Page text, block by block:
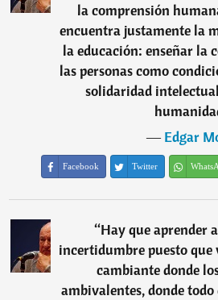
la comprensión
encuentra justamente la
la educación: enseñar la
las personas como
solidaridad
―Edgar
Facebook Twitter
“Hay que aprender
incertidumbre puesto que
cambiante donde
ambivalentes, donde